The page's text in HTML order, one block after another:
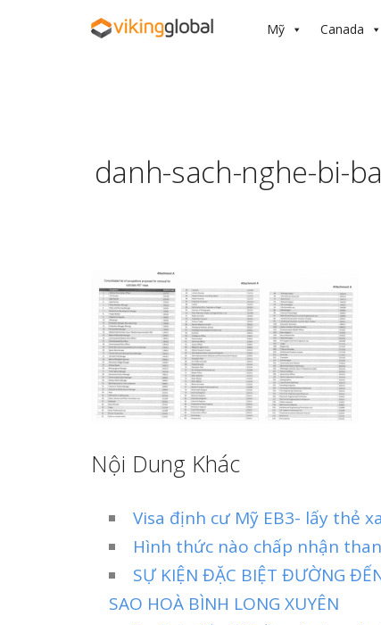
Mỹ Canada
danh-sach-nghe-bi-
Nội Dung Khác
Visa định cư Mỹ EB3- lấy thẻ
Hình thức nào chấp nhận
SỰ KIỆN ĐẶC BIỆT ĐƯỜNG
SAO HOÀ BÌNH LONG XUYÊN